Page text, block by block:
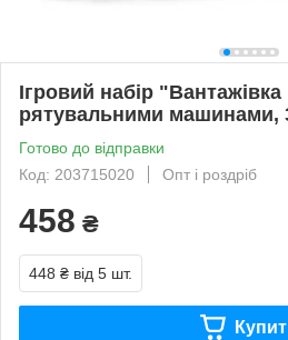
Ігровий набір
рятувальними машинами,
Готово до відправки
Код: 203715020
Опт і роздріб
458 ₴
448 ₴ від 5 шт.